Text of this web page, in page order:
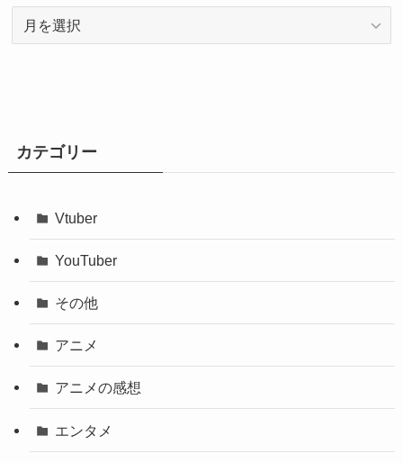
カテゴリー
Vtuber
YouTuber
その他
アニメ
アニメの感想
エンタメ